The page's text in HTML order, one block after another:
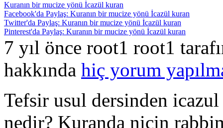
Kuranın bir mucize yönü İcazül kuran
Facebook'da Paylaş: Kuranın bir mucize yönü İcazül kuran
Twitter'da Paylaş: Kuranın bir mucize yönü İcazül kuran
Pinterest'da Paylaş: Kuranın bir mucize yönü İcazül kuran
7 yıl önce root1 root1
hakkında hiç yorum
Tefsir usul dersinden
nedir? Kuranda niçin